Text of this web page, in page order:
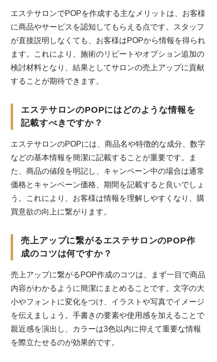
エステサロンでPOPを作成する主なメリットは、お客様
に商品やサービスを認知してもらえる点です。スタッフ
が直接説明しなくても、お客様はPOPから情報を得られ
ます。これにより、施術のリピートやオプション追加の
検討材料となり、結果としてサロンの売上アップに貢献
することが期待できます。
エステサロンのPOPにはどのような情報を
記載すべきですか？
エステサロンのPOPには、商品名や特徴的な成分、数字
などの基本情報を簡潔に記載することが重要です。ま
た、商品の値段を明記し、キャンペーン中の場合は通常
価格とキャンペーン価格、期間を記載すると良いでしょ
う。これにより、お客様は情報を理解しやすくなり、購
買意欲の向上に繋がります。
売上アップに繋がるエステサロンのPOP作
成のコツは何ですか？
売上アップに繋がるPOP作成のコツは、まず一目で商品
内容がわかるように簡潔にまとめることです。文字の大
小やフォントに変化をつけ、イラストや写真でイメージ
を伝えましょう。手書きの要素や使用感を加えることで
親近感を演出し、カラーは3色以内に抑えて重要な情報
を際立たせるのが効果的です。